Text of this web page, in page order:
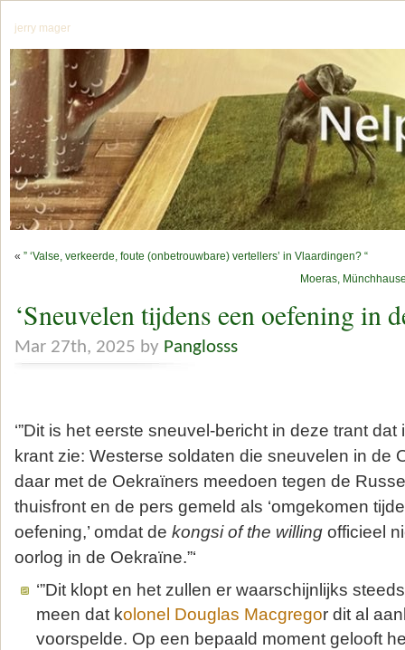
jerry mager
« ” ‘Valse, verkeerde, foute (onbetrouwbare) vertellers’ in Vlaardingen? “
Moeras,
‘Sneuvelen tijdens een oefening in
Mar 27th, 2025 by Panglosss
‘”Dit is het eerste sneuvel-bericht in deze trant
krant zie: Westerse soldaten die sneuvelen in de
daar met de Oekraïners meedoen tegen de
thuisfront en de pers gemeld als ‘omgekomen
oefening,’ omdat de kongsi of the willing officieel
oorlog in de Oekraïne.”‘
‘”Dit klopt en het zullen er waarschijnlijks
meen dat kolonel Douglas Macgregor dit al
voorspelde. Op een bepaald moment gelooft